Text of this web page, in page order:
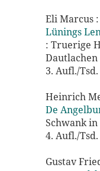
Eli Marcus :
Lünings
: Truerige
3. Aufl./
Heinrich
De Angelbur
Schwank
4. Aufl./
Gustav